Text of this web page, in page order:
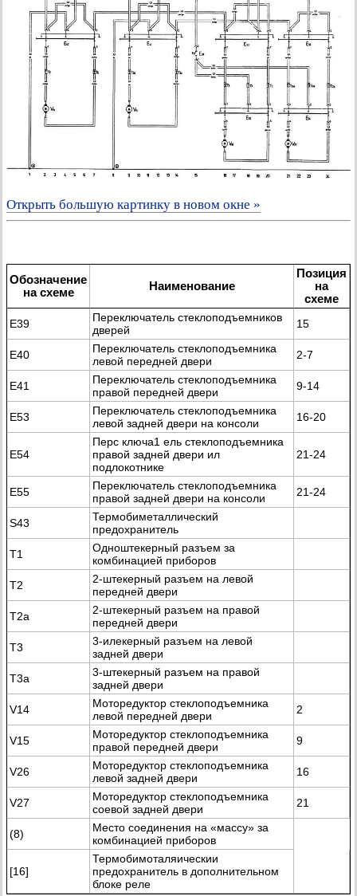
Открыть большую картинку в новом окне »
Обозначение
на схеме
Наименование
Позиция
на
схеме
Е39
Переключатель стеклоподъемников
дверей
15
E40
Переключатель стеклоподъемника
левой передней двери
2-7
Е41
Переключатель стеклоподъемника
правой передней двери
9-14
Е53
Переключатель стеклоподъемника
левой задней двери на консоли
16-20
Е54
Перс ключа1 ель стеклоподъемника
правой задней двери ил
подлокотнике
21-24
Е55
Переключатель стеклоподъемника
правой задней двери на консоли
21-24
S43
Термобиметаллический
предохранитель
Т1
Одноштекерный разъем за
комбинацией приборов
Т2
2-штекерный разъем на левой
передней двери
Т2а
2-штекерный разъем на правой
передней двери
T3
3-илекерный разъем на левой
задней двери
Т3а
3-штекерный разъем на правой
задней двери
V14
Моторедуктор стеклоподъемника
левой передней двери
2
V15
Моторедуктор стеклоподъемника
правой передней двери
9
V26
Моторедуктор стеклоподъемника
левой задней двери
16
V27
Моторедуктор стеклоподъемника
соевой задней двери
21
(8)
Место соединения на «массу» за
комбинацией приборов
[16]
Термобимоталяическии
предохранитель в дополнительном
блоке реле